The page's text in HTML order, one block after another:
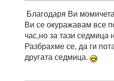
Благодаря Ви
Ви се окуражавам все
час,но за тази седмица
Разбрахме се, да ги
другата седмица.